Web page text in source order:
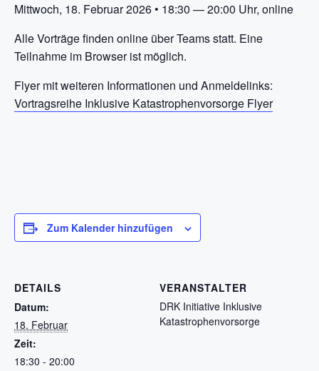
Mittwoch, 18. Februar 2026 • 18:30 — 20:00 Uhr, online
Alle Vorträge finden online über Teams statt. Eine
Teilnahme im Browser ist möglich.
Flyer mit weiteren Informationen und Anmeldelinks:
Vortragsreihe Inklusive Katastrophenvorsorge Flyer
Zum Kalender hinzufügen
DETAILS
Datum:
18. Februar
Zeit:
18:30 - 20:00
VERANSTALTER
DRK Initiative Inklusive
Katastrophenvorsorge